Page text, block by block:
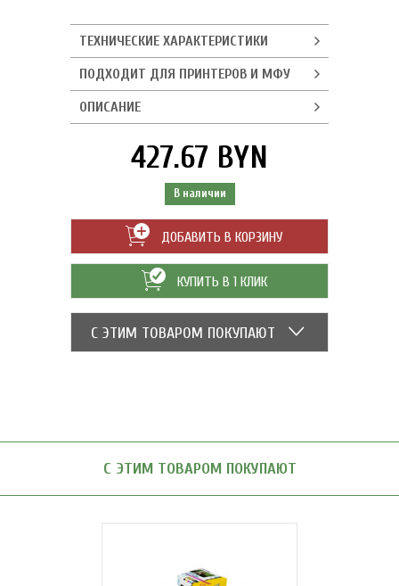
ТЕХНИЧЕСКИЕ ХАРАКТЕРИСТИКИ
ПОДХОДИТ ДЛЯ ПРИНТЕРОВ И МФУ
ОПИСАНИЕ
427.67 BYN
В наличии
ДОБАВИТЬ В КОРЗИНУ
КУПИТЬ В 1 КЛИК
С ЭТИМ ТОВАРОМ ПОКУПАЮТ
С ЭТИМ ТОВАРОМ ПОКУПАЮТ